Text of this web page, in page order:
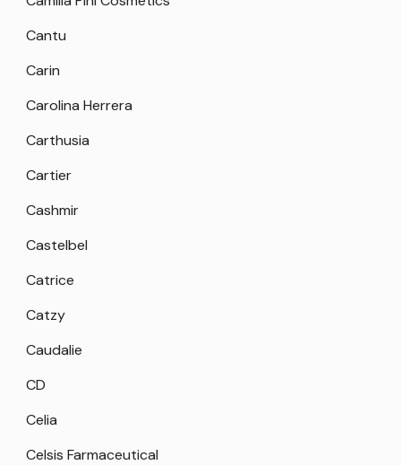
Cantu
Carin
Carolina Herrera
Carthusia
Cartier
Cashmir
Castelbel
Catrice
Catzy
Caudalie
CD
Celia
Celsis Farmaceutical